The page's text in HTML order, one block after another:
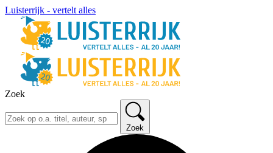
Luisterrijk - vertelt alles
Zoek
Zoek